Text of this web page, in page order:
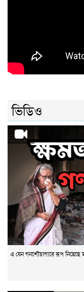
ভিডিও
এ যেন গনশৌচাগারে রূপ নিয়েছে